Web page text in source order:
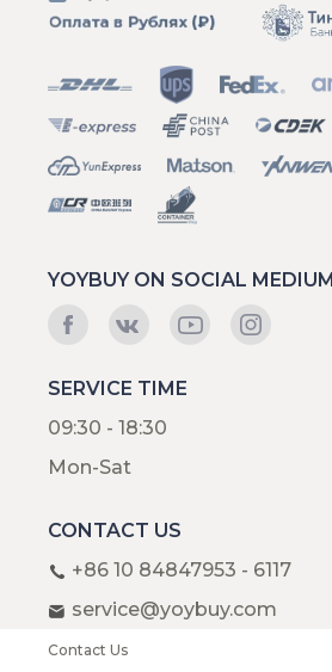
YOYBUY ON SOCIAL MEDIUM
SERVICE TIME
09:30 - 18:30
Mon-Sat
CONTACT US
+86 10 84847953 - 6117
service@yoybuy.com
Contact Us